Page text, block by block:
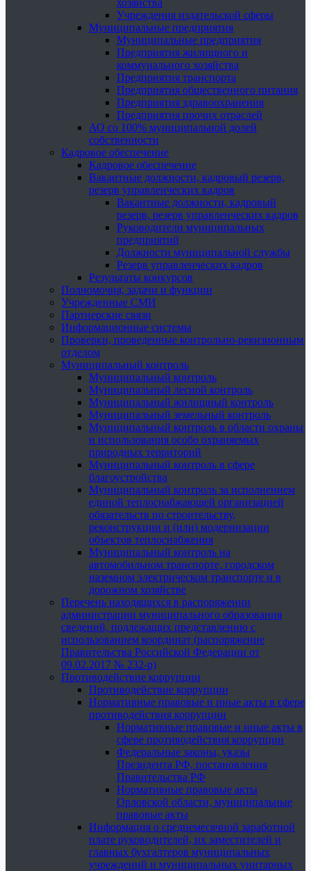
хозяйства
Учреждения издательской сферы
Муниципальные предприятия
Муниципальные предприятия
Предприятия жилищного и
коммунального хозяйства
Предприятия транспорта
Предприятия общественного питания
Предприятия здравоохранения
Предприятия прочих отраслей
АО со 100% муниципальной долей
собственности
Кадровое обеспечение
Кадровое обеспечение
Вакантные должности, кадровый резерв,
резерв управленческих кадров
Вакантные должности, кадровый
резерв, резерв управленческих кадров
Руководители муниципальных
предприятий
Должности муниципальной службы
Резерв управленческих кадров
Результаты конкурсов
Полномочия, задачи и функции
Учрежденные СМИ
Партнерские связи
Информационные системы
Проверки, проведенные контрольно-ревизионным
отделом
Муниципальный контроль
Муниципальный контроль
Муниципальный лесной контроль
Муниципальный жилищный контроль
Муниципальный земельный контроль
Муниципальный контроль в области охраны
и использования особо охраняемых
природных территорий
Муниципальный контроль в сфере
благоустройства
Муниципальный контроль за исполнением
единой теплоснабжающей организацией
обязательств по строительству,
реконструкции и (или) модернизации
объектов теплоснабжения
Муниципальный контроль на
автомобильном транспорте, городском
наземном электрическом транспорте и в
дорожном хозяйстве
Перечень находящихся в распоряжении
администрации муниципального образования
сведений, подлежащих представлению с
использованием координат (распоряжение
Правительства Российской Федерации от
09.02.2017 № 232-р)
Противодействие коррупции
Противодействие коррупции
Нормативные правовые и иные акты в сфере
противодействия коррупции
Нормативные правовые и иные акты в
сфере противодействия коррупции
Федеральные законы, указы
Президента РФ, постановления
Правительства РФ
Нормативные правовые акты
Орловской области, муниципальные
правовые акты
Информация о среднемесячной заработной
плате руководителей, их заместителей и
главных бухгалтеров муниципальных
учреждений и муниципальных унитарных